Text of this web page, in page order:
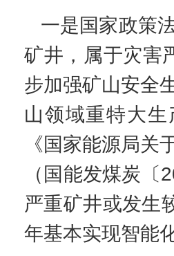
一是国家政策
矿井，属于灾害
步加强矿山安全
山领域重特大
《国家能源局
（国能发煤炭
严重矿井或发生
年基本实现智能